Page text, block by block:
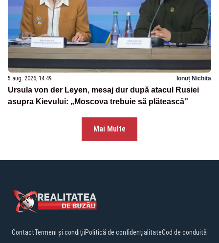
5 aug. 2026, 14:49 Ionuț Nichita
Ursula von der Leyen, mesaj dur după atacul Rusiei
asupra Kievului: „Moscova trebuie să plătească”
Mai Multe
ContactTermeni și condițiiPolitică de confidențialitateCod de conduită